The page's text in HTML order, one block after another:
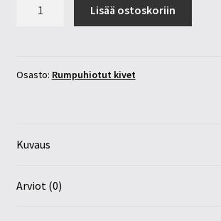
30mm
Lisää ostoskoriin
Osasto: Rumpuhiotut kivet
Kuvaus
Arviot (0)